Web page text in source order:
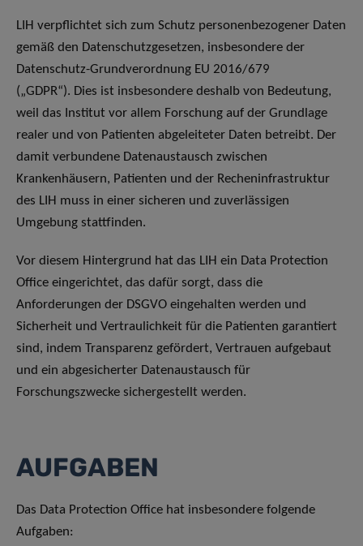
LIH verpflichtet sich zum Schutz personenbezogener Daten
gemäß den Datenschutzgesetzen, insbesondere der
Datenschutz-Grundverordnung EU 2016/679
(„GDPR“). Dies ist insbesondere deshalb von Bedeutung,
weil das Institut vor allem Forschung auf der Grundlage
realer und von Patienten abgeleiteter Daten betreibt. Der
damit verbundene Datenaustausch zwischen
Krankenhäusern, Patienten und der Recheninfrastruktur
des LIH muss in einer sicheren und zuverlässigen
Umgebung stattfinden.
Vor diesem Hintergrund hat das LIH ein Data Protection
Office eingerichtet, das dafür sorgt, dass die
Anforderungen der DSGVO eingehalten werden und
Sicherheit und Vertraulichkeit für die Patienten garantiert
sind, indem Transparenz gefördert, Vertrauen aufgebaut
und ein abgesicherter Datenaustausch für
Forschungszwecke sichergestellt werden.
AUFGABEN
Das Data Protection Office hat insbesondere folgende
Aufgaben: